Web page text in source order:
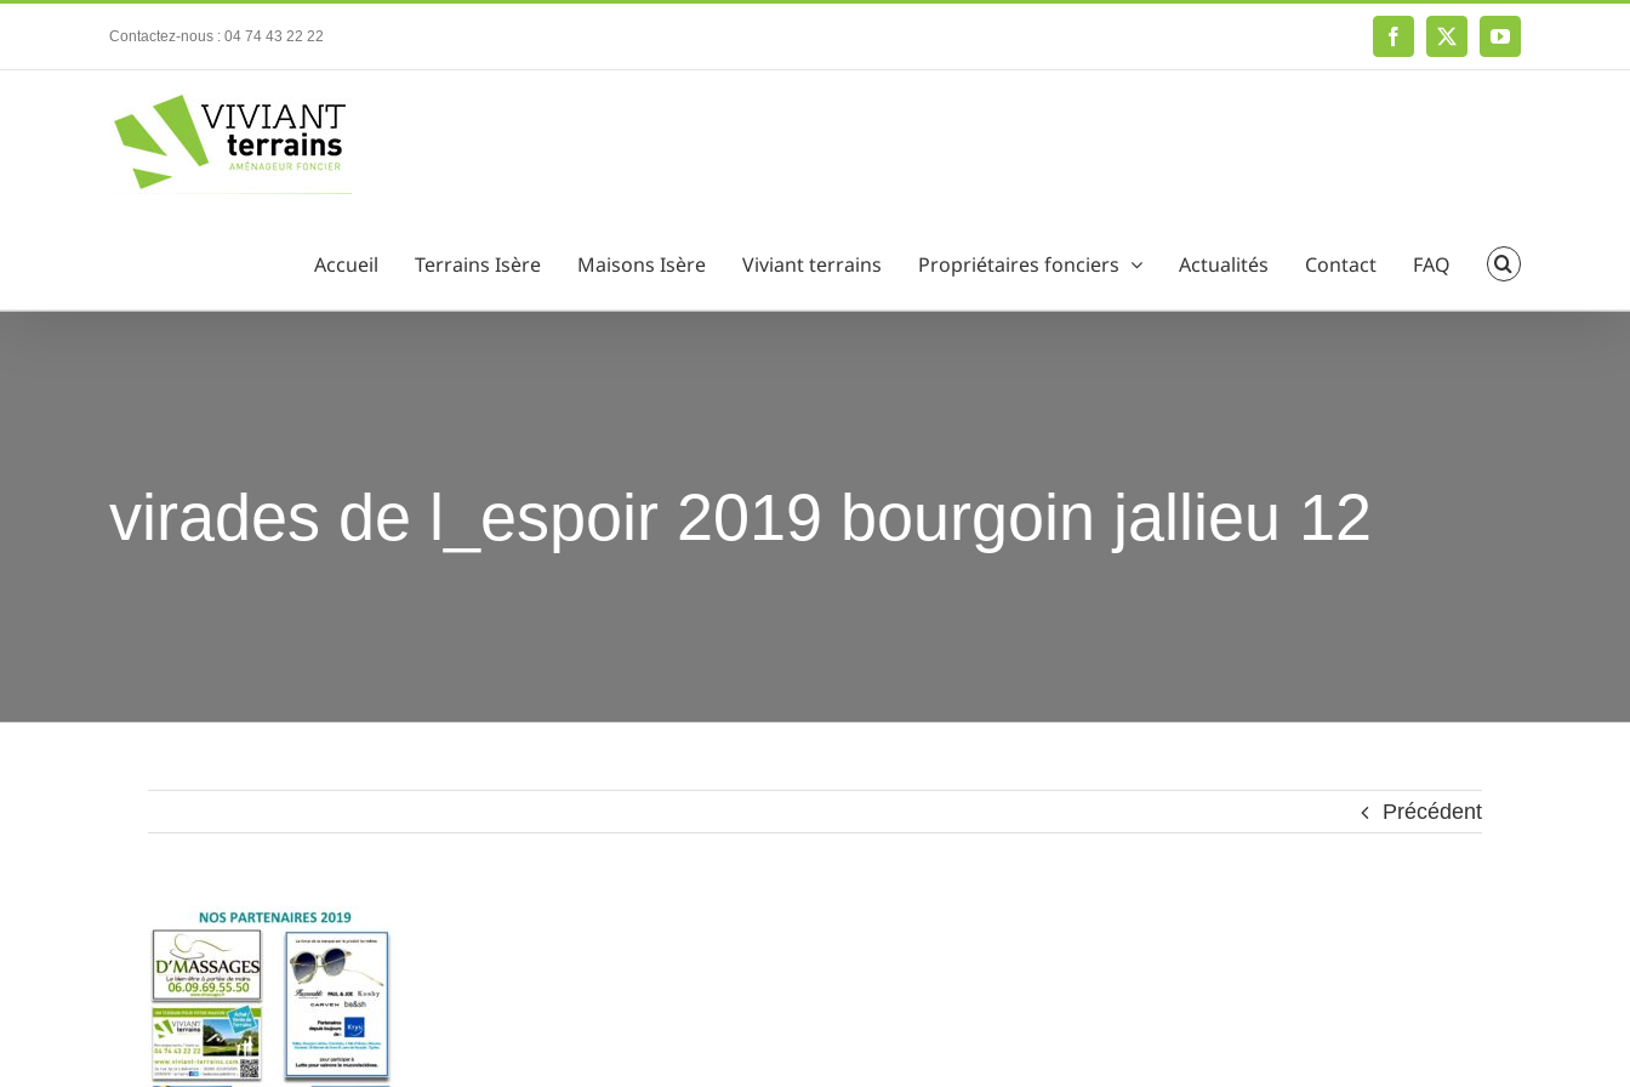
Contactez-nous : 04 74 43 22 22 Facebook
X YouTube
Accueil Terrains Isère Maisons Isère Viviant terrains Propriétaires fonciers Actualités Contact FAQ
virades de l_espoir 2019 bourgoin jallieu 12
Précédent